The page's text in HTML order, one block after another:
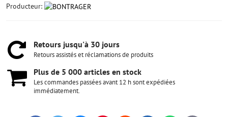
Producteur:
Retours jusqu'à 30 jours
Retours assistés et réclamations de produits
Plus de 5 000 articles en stock
Les commandes passées avant 12 h sont expédiées
immédiatement.